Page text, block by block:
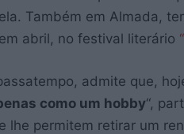
Também em Almada,
abril, no festival literário
admite que,
como um hobby“,
lhe permitem retirar um